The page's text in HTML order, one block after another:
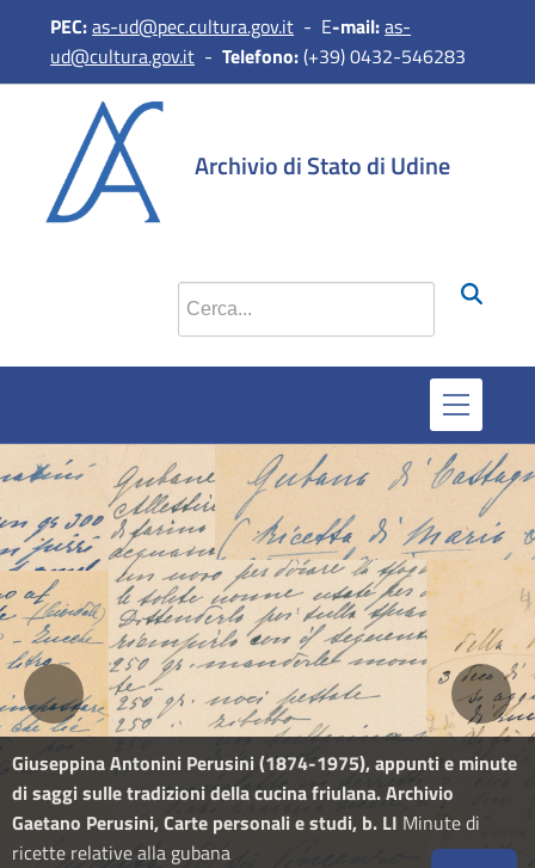
PEC:as-ud@pec.cultura.gov.it - E-mail:as-
ud@cultura.gov.it -Telefono:(+39) 0432-546283
Archivio di Stato di Udine
Cerca nel sito
Giuseppina Antonini Perusini (1874-1975), appunti e minute
di saggi sulle tradizioni della cucina friulana. Archivio
Gaetano Perusini, Carte personali e studi, b. LI Minute di
ricette relative alla gubana